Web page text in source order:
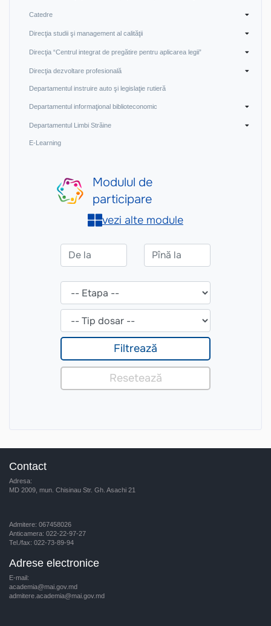
Catedre
Direcţia studii şi management al calităţii
Direcţia “Centrul integrat de pregătire pentru aplicarea legii”
Direcţia dezvoltare profesională
Departamentul instruire auto şi legislaţie rutieră
Departamentul informaţional biblioteconomic
Departamentul Limbi Străine
E-Learning
Contact
Adresa:
MD 2009, mun. Chisinau Str. Gh. Asachi 21
Admitere: 067458026
Anticamera: 022-22-97-27
Tel./fax: 022-73-89-94
Adrese electronice
E-mail:
academia@mai.gov.md
admitere.academia@mai.gov.md